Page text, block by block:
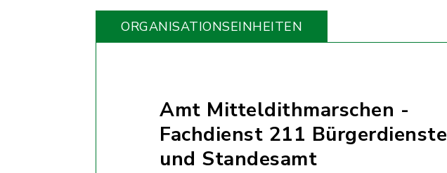
ORGANISATIONS­EINHEITEN
Amt Mitteldithmarschen -
Fachdienst 211 Bürgerdienste
und Standesamt